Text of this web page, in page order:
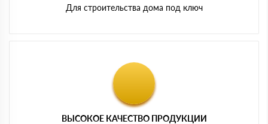
Для строительства дома под ключ
ВЫСОКОЕ КАЧЕСТВО ПРОДУКЦИИ